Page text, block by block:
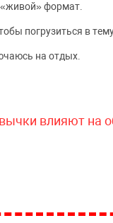
формат.
погрузиться в
на отдых.
влияют на